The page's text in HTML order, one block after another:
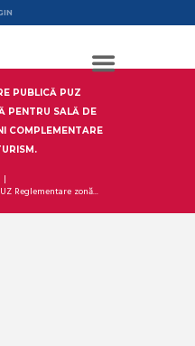
PUBLICĂ PUZ
PENTRU SALĂ DE
COMPLEMENTARE
Reglementare zonă...